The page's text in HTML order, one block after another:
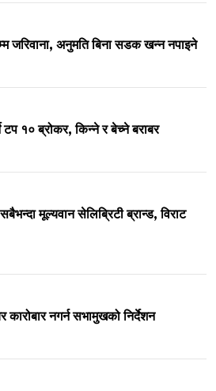
जरिवाना, अनुमति बिना सडक खन्न नपाइने
टप १० ब्रोकर, किन्ने र बेच्ने बराबर
मूल्यवान सेलिब्रिटी ब्रान्ड, विराट
नगर्न सभामुखको निर्देशन